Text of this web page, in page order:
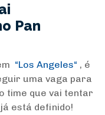
Pan
Los Angeles
, é
uma vaga para
time que vai tentar
está definido!